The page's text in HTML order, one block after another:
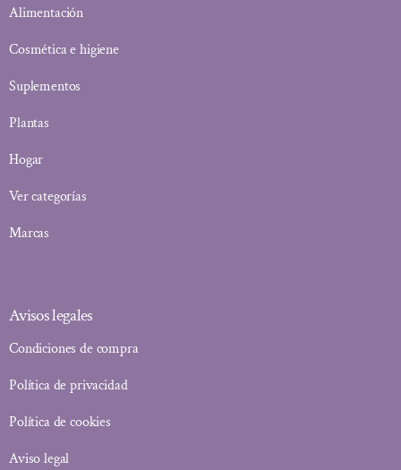
Alimentación
Cosmética e higiene
Suplementos
Plantas
Hogar
Ver categorías
Marcas
Avisos legales
Condiciones de compra
Política de privacidad
Política de cookies
Aviso legal